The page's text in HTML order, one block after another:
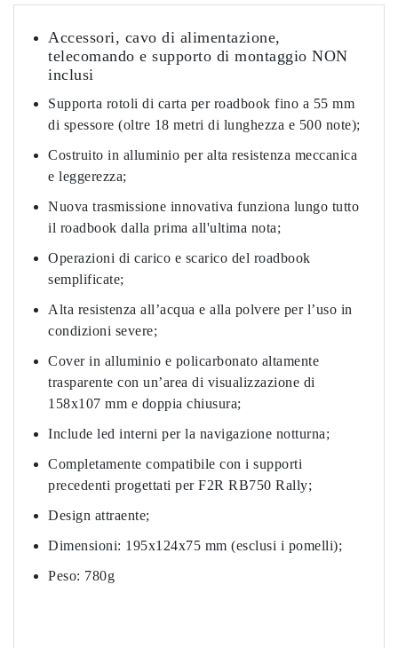
Accessori, cavo di alimentazione,
telecomando e supporto di montaggio NON
inclusi
Supporta rotoli di carta per roadbook fino a 55 mm
di spessore (oltre 18 metri di lunghezza e 500 note);
Costruito in alluminio per alta resistenza meccanica
e leggerezza;
Nuova trasmissione innovativa funziona lungo tutto
il roadbook dalla prima all'ultima nota;
Operazioni di carico e scarico del roadbook
semplificate;
Alta resistenza all’acqua e alla polvere per l’uso in
condizioni severe;
Cover in alluminio e policarbonato altamente
trasparente con un’area di visualizzazione di
158x107 mm e doppia chiusura;
Include led interni per la navigazione notturna;
Completamente compatibile con i supporti
precedenti progettati per F2R RB750 Rally;
Design attraente;
Dimensioni: 195x124x75 mm (esclusi i pomelli);
Peso: 780g